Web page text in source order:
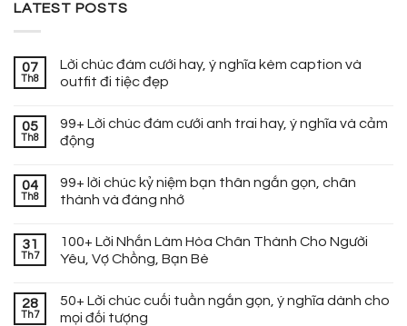
LATEST POSTS
07
Th8
Lời chúc đám cưới hay, ý nghĩa kèm caption và
outfit đi tiệc đẹp
05
Th8
99+ Lời chúc đám cưới anh trai hay, ý nghĩa và cảm
động
04
Th8
99+ lời chúc kỷ niệm bạn thân ngắn gọn, chân
thành và đáng nhớ
31
Th7
100+ Lời Nhắn Làm Hòa Chân Thành Cho Người
Yêu, Vợ Chồng, Bạn Bè
28
Th7
50+ Lời chúc cuối tuần ngắn gọn, ý nghĩa dành cho
mọi đối tượng